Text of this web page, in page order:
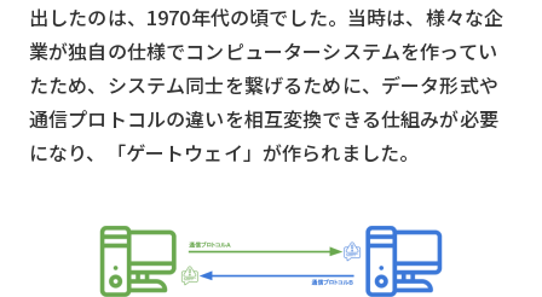
出したのは、1970年代の頃でした。当時は、様々な企
業が独自の仕様でコンピューターシステムを作ってい
たため、システム同士を繋げるために、データ形式や
通信プロトコルの違いを相互変換できる仕組みが必要
になり、「ゲートウェイ」が作られました。